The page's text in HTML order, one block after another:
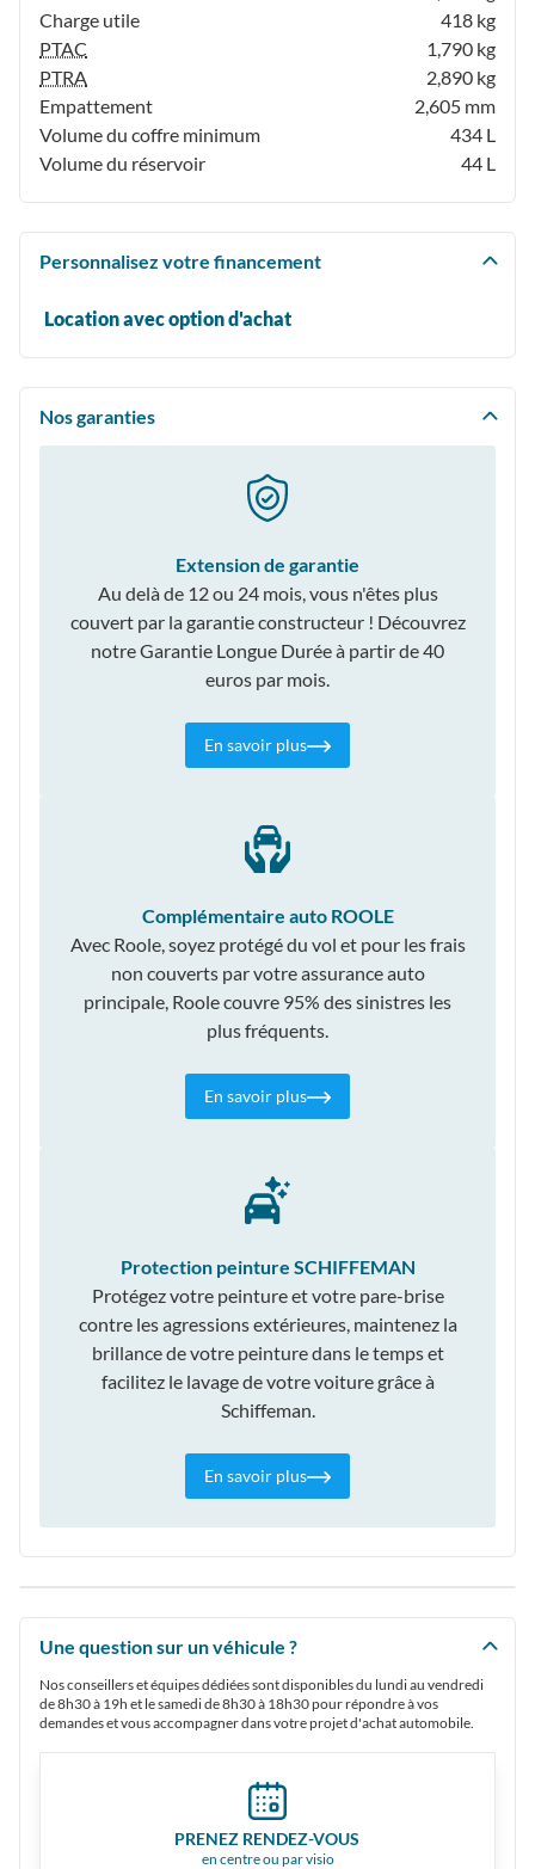
Charge utile
418 kg
PTAC
1,790 kg
PTRA
2,890 kg
Empattement
2,605 mm
Volume du coffre minimum
434 L
Volume du réservoir
44 L
Personnalisez votre financement
Location avec option d'achat
Nos garanties
Extension de garantie
Au delà de 12 ou 24 mois, vous n'êtes plus
couvert par la garantie constructeur ! Découvrez
notre Garantie Longue Durée à partir de 40
euros par mois.
En savoir plus
Complémentaire auto ROOLE
Avec Roole, soyez protégé du vol et pour les frais
non couverts par votre assurance auto
principale, Roole couvre 95% des sinistres les
plus fréquents.
En savoir plus
Protection peinture SCHIFFEMAN
Protégez votre peinture et votre pare-brise
contre les agressions extérieures, maintenez la
brillance de votre peinture dans le temps et
facilitez le lavage de votre voiture grâce à
Schiffeman.
En savoir plus
Une question sur un véhicule ?
Nos conseillers et équipes dédiées sont disponibles du lundi au vendredi
de 8h30 à 19h et le samedi de 8h30 à 18h30 pour répondre à vos
demandes et vous accompagner dans votre projet d'achat automobile.
PRENEZ RENDEZ-VOUS
en centre ou par visio